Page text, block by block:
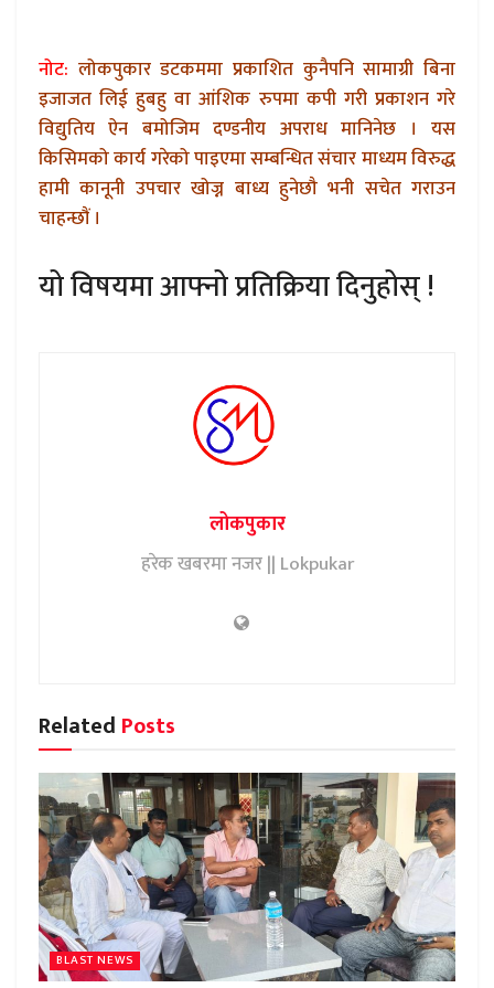
नोट: लोकपुकार डटकममा प्रकाशित कुनैपनि सामाग्री बिना
इजाजत लिई हुबहु वा आंशिक रुपमा कपी गरी प्रकाशन गरे
विद्युतिय ऐन बमोजिम दण्डनीय अपराध मानिनेछ । यस
किसिमको कार्य गरेको पाइएमा सम्बन्धित संचार माध्यम विरुद्ध
हामी कानूनी उपचार खोज्न बाध्य हुनेछौ भनी सचेत गराउन
चाहन्छौं ।
यो विषयमा आफ्नो प्रतिक्रिया दिनुहोस् !
लोकपुकार
हरेक खबरमा नजर || Lokpukar
Related Posts
BLAST NEWS